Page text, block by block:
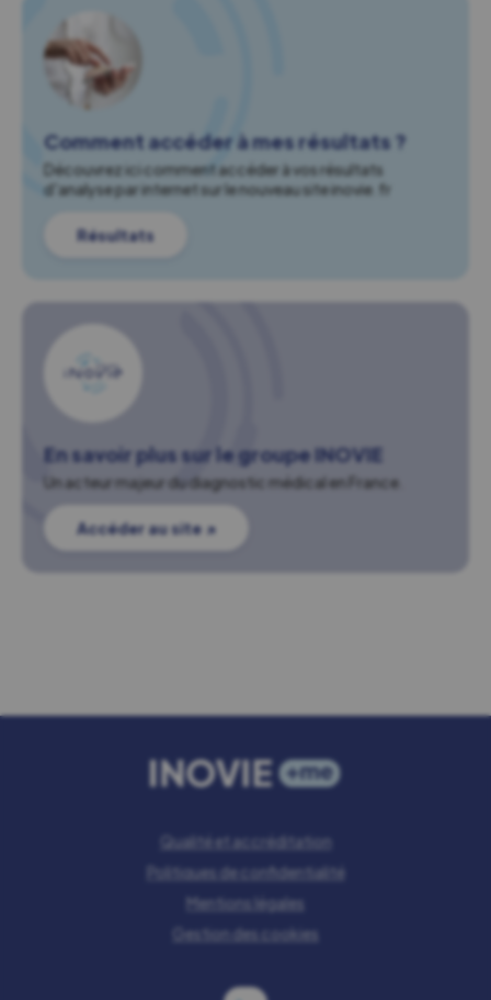
Comment accéder à mes résultats ?
Découvrez ici comment accéder à vos résultats
d'analyse par internet sur le nouveau site inovie.fr
Résultats
En savoir plus sur le groupe INOVIE
Un acteur majeur du diagnostic médical en France.
Accéder au site ↗
Qualité et accréditation
Politiques de confidentialité
Mentions légales
Gestion des cookies